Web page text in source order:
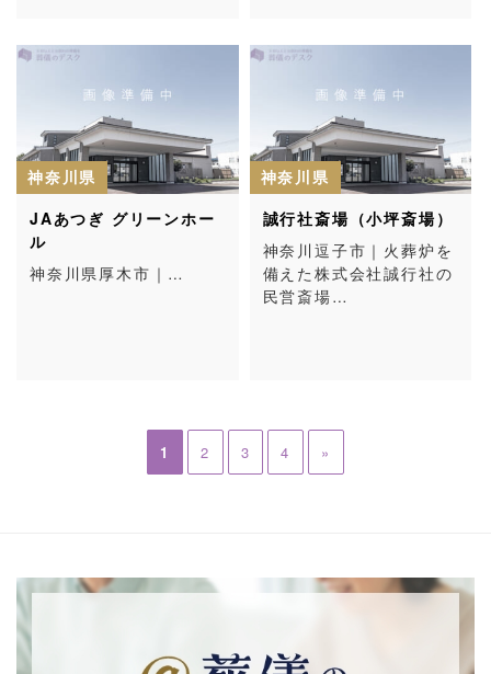
神奈川県
JAあつぎ グリーンホー
ル
神奈川県厚木市｜…
神奈川県
誠行社斎場（小坪斎場）
神奈川逗子市｜火葬炉を
備えた株式会社誠行社の
民営斎場…
1 2 3 4 »